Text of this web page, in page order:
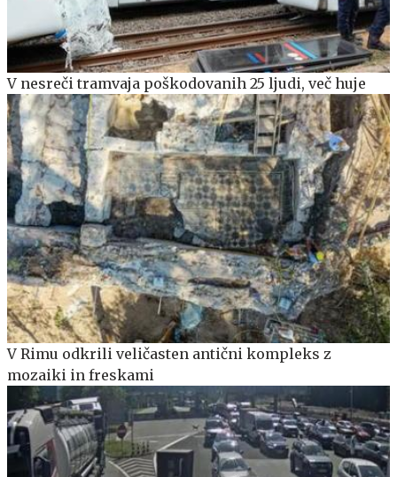
V nesreči tramvaja poškodovanih 25 ljudi, več huje
V Rimu odkrili veličasten antični kompleks z
mozaiki in freskami